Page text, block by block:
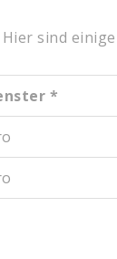
sind
*